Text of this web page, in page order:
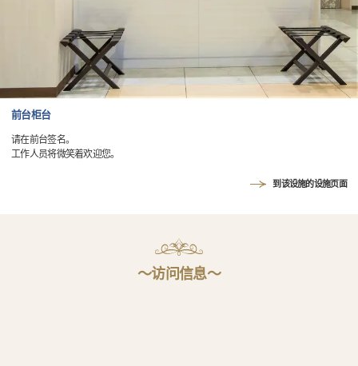
前台柜台
请在前台签名。
工作人员将微笑着欢迎您。
到该设施的设施页面
〜访问信息〜